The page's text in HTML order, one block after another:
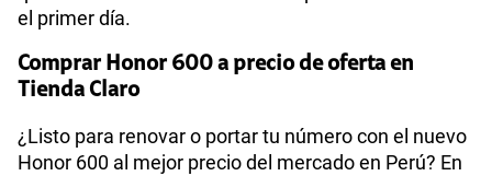
el primer día.
Comprar Honor 600 a precio de oferta en
Tienda Claro
¿Listo para renovar o portar tu número con el nuevo
Honor 600 al mejor precio del mercado en Perú? En